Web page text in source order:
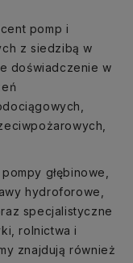
pomp i
z siedzibą w
doświadczenie w
głębinowe,
hydroforowe,
specjalistyczne
rolnictwa i
znajdują również